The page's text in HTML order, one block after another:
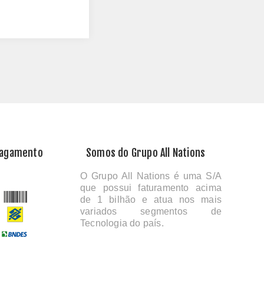
Somos do Grupo All Nations
O Grupo All Nations é uma S/A
que possui faturamento acima
de 1 bilhão e atua nos mais
variados segmentos de
Tecnologia do país.